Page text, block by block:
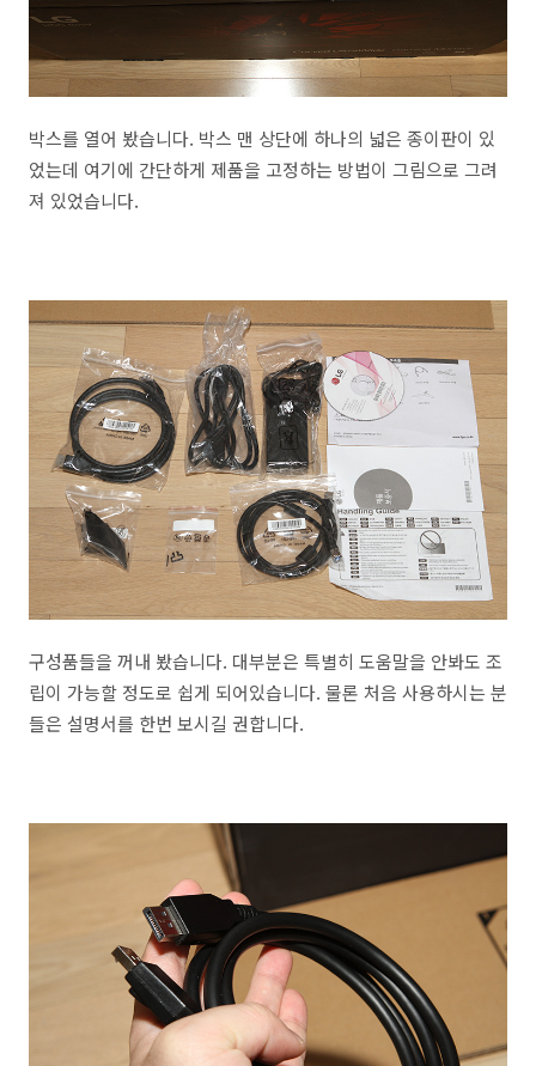
박스를 열어 봤습니다. 박스 맨 상단에 하나의 넓은 종이판이 있
었는데 여기에 간단하게 제품을 고정하는 방법이 그림으로 그려
져 있었습니다.
구성품들을 꺼내 봤습니다. 대부분은 특별히 도움말을 안봐도 조
립이 가능할 정도로 쉽게 되어있습니다. 물론 처음 사용하시는 분
들은 설명서를 한번 보시길 권합니다.